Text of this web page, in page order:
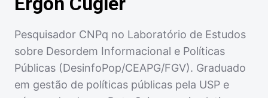
Pesquisador CNPq no Laboratório de Estudos
sobre Desordem Informacional e Políticas
Públicas (DesinfoPop/CEAPG/FGV). Graduado
em gestão de políticas públicas pela USP e